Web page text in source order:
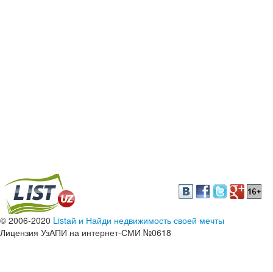
© 2006-2020 Listай и Найди недвижимость своей мечты
Лицензия УзАПИ на интернет-СМИ №0618